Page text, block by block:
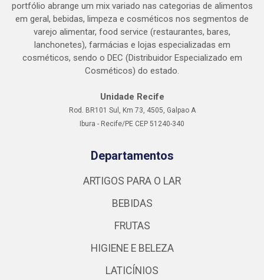
portfólio abrange um mix variado nas categorias de alimentos
em geral, bebidas, limpeza e cosméticos nos segmentos de
varejo alimentar, food service (restaurantes, bares,
lanchonetes), farmácias e lojas especializadas em
cosméticos, sendo o DEC (Distribuidor Especializado em
Cosméticos) do estado.
Unidade Recife
Rod. BR101 Sul, Km 73, 4505, Galpao A
Ibura - Recife/PE CEP 51240-340
Departamentos
ARTIGOS PARA O LAR
BEBIDAS
FRUTAS
HIGIENE E BELEZA
LATICÍNIOS